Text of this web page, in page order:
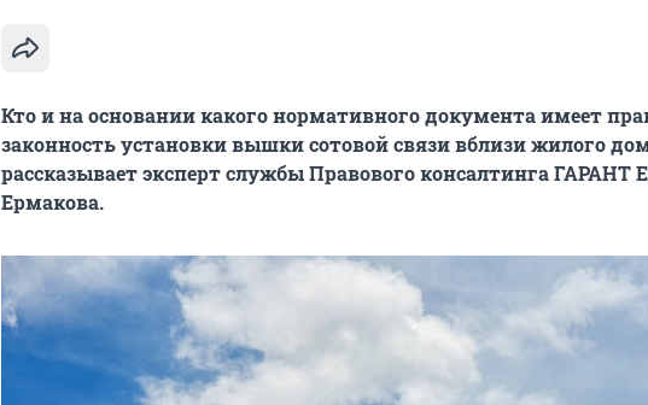
Кто и на основании какого нормативного документа имеет
законность установки вышки сотовой связи вблизи жилого
рассказывает эксперт службы Правового консалтинга ГАРАНТ
Ермакова.